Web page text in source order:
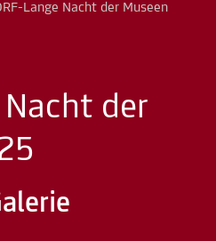
Lange Nacht der Museen
Nacht der